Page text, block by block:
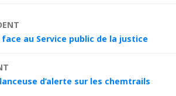
au Service public de la justice
d’alerte sur les chemtrails